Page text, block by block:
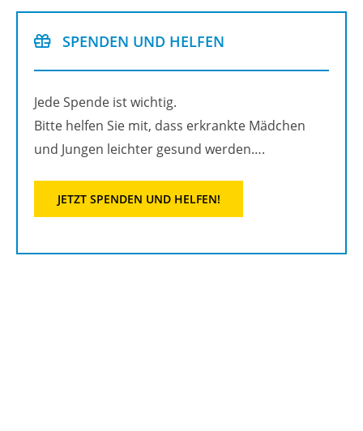
SPEN­DEN UND HEL­FEN
Jede Spen­de ist wich­tig.
Bitte hel­fen Sie mit, dass er­krank­te Mäd­chen
und Jun­gen leich­ter ge­sund wer­den….
JETZT SPEN­DEN UND HEL­FEN!